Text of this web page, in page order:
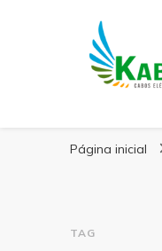
Página inicial
TAG